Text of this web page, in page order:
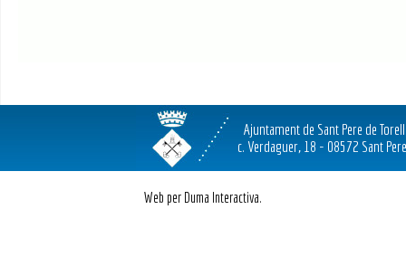
Ajuntament de Sant Pere de
c. Verdaguer, 18 - 08572 Sant
Web per Duma Interactiva.